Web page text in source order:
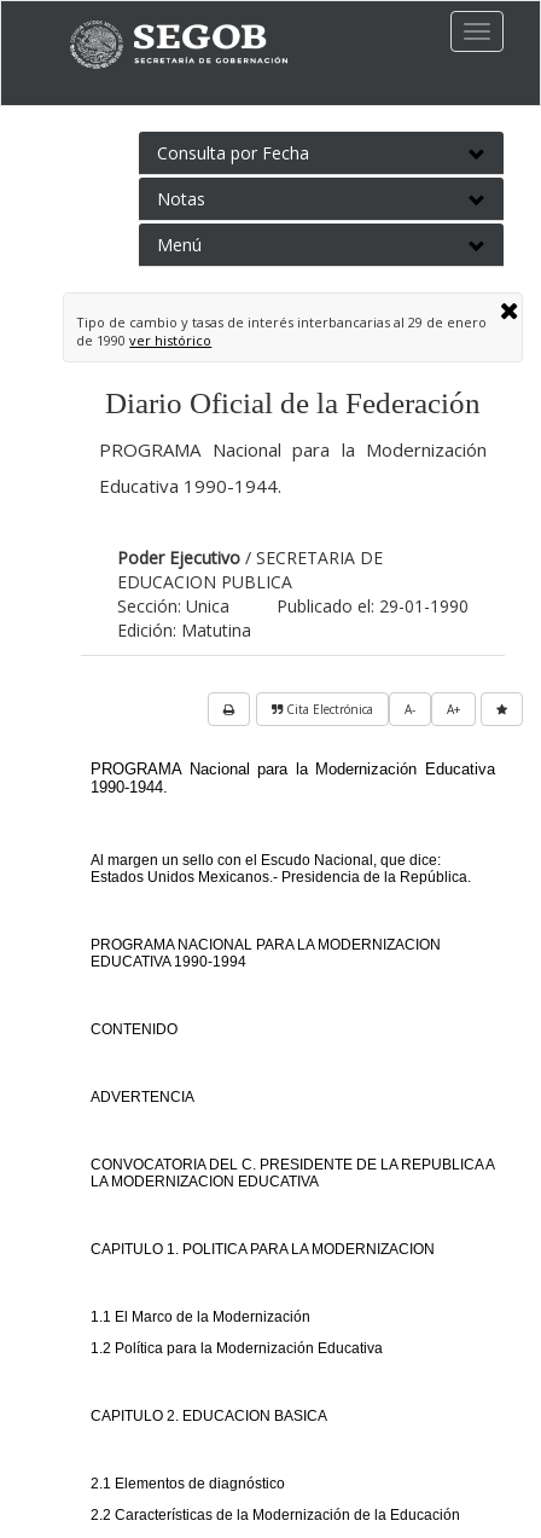
Toggle
Consulta por Fecha
Notas
Menú
Tipo de cambio y tasas de interés interbancarias al 29 de enero
de 1990ver histórico
Diario Oficial de la Federación
PROGRAMA Nacional para la Modernización
Educativa 1990-1944.
Poder Ejecutivo / SECRETARIA DE
EDUCACION PUBLICA
Publicado el: 29-01-1990
Sección: Unica
Edición: Matutina
A+
A-
Cita Electrónica